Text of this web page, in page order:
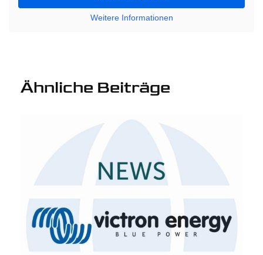
Weitere Informationen
Ähnliche Beiträge